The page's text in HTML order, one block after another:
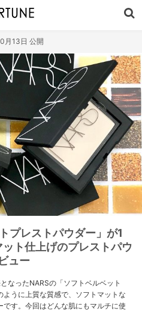
月13日 公開
プレストパウダー」が1
ト仕上げのプレストパウ
ュー
なったNARSの「ソフトベルベット
うに上質な質感で、ソフトマットな
す。今回はどんな肌にもマルチに使